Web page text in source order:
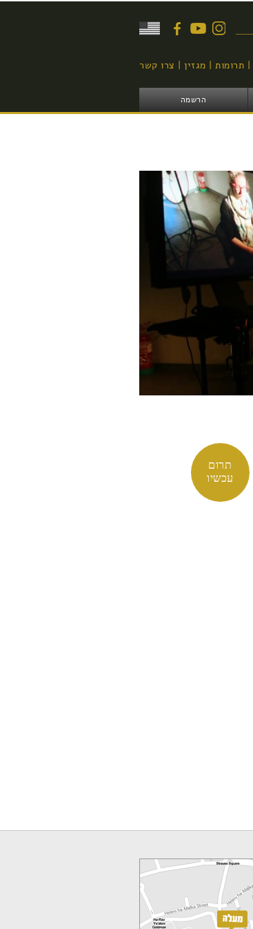
תרומות מגזין צרו קשר
הרשמה
תרום
עכשיו